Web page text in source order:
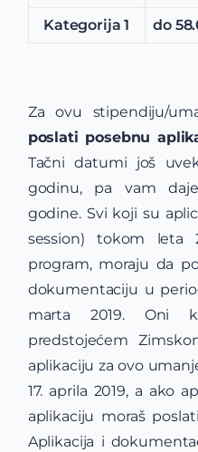
Kategorija 1 do
Za ovu stipendiju/
poslati posebnu
Tačni datumi još
godinu, pa vam
godine. Svi koji su
session) tokom
program, moraju da
dokumentaciju u
marta 2019. Oni
predstojećem
aplikaciju za ovo
17. aprila 2019, a ako
aplikaciju moraš
Aplikacija i